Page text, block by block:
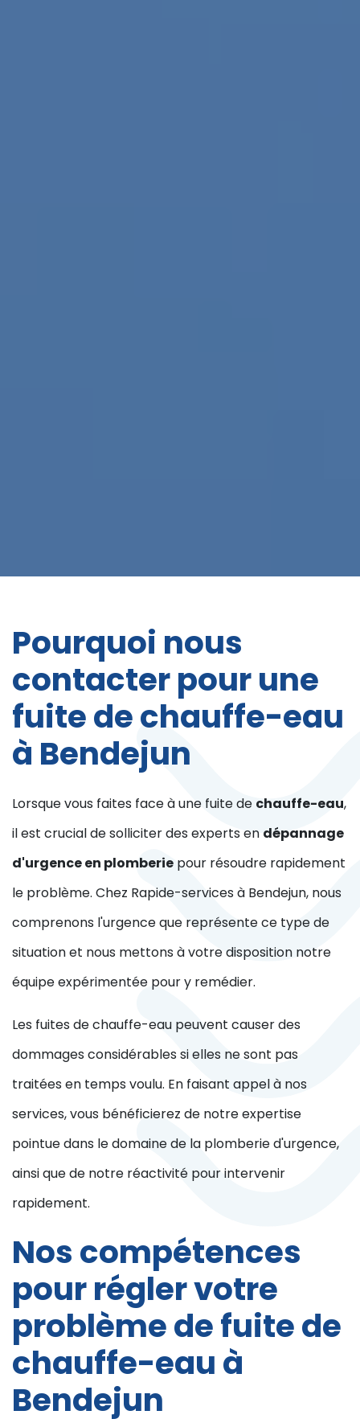
Pourquoi nous
contacter pour une
fuite de chauffe-eau
à Bendejun
Lorsque vous faites face à une fuite de chauffe-eau,
il est crucial de solliciter des experts en dépannage
d'urgence en plomberie pour résoudre rapidement
le problème. Chez Rapide-services à Bendejun, nous
comprenons l'urgence que représente ce type de
situation et nous mettons à votre disposition notre
équipe expérimentée pour y remédier.
Les fuites de chauffe-eau peuvent causer des
dommages considérables si elles ne sont pas
traitées en temps voulu. En faisant appel à nos
services, vous bénéficierez de notre expertise
pointue dans le domaine de la plomberie d'urgence,
ainsi que de notre réactivité pour intervenir
rapidement.
Nos compétences
pour régler votre
problème de fuite de
chauffe-eau à
Bendejun